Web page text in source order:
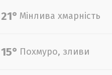
21° Мінлива хмарність
15° Похмуро, зливи